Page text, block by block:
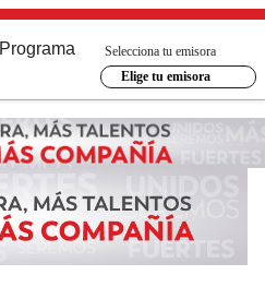
Programa
Selecciona tu emisora
Elige tu emisora